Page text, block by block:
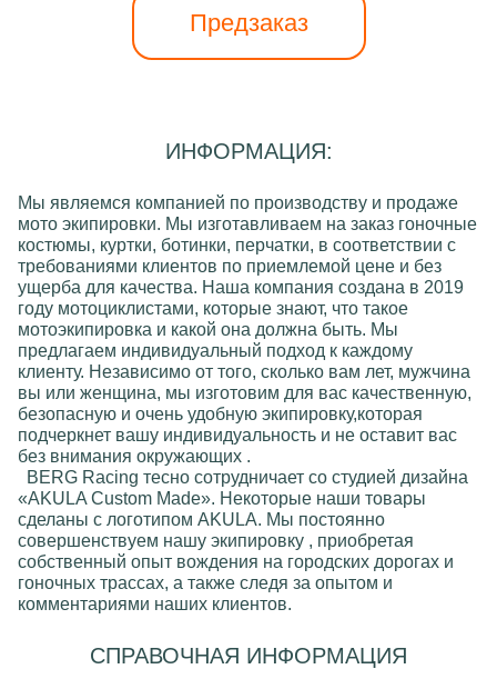
Предзаказ
ИНФОРМАЦИЯ:
Мы являемся компанией по производству и продаже
мото экипировки. Мы изготавливаем на заказ гоночные
костюмы, куртки, ботинки, перчатки, в соответствии с
требованиями клиентов по приемлемой цене и без
ущерба для качества. Наша компания создана в 2019
году мотоциклистами, которые знают, что такое
мотоэкипировкa и какой она должна быть. Мы
предлагаем индивидуальный подход к каждому
клиенту. Независимо от того, сколько вам лет, мужчинa
вы или женщинa, мы изготовим для вас качественную,
безопасную и очень удобную экипировку,которая
подчеркнет вашу индивидуальность и не оставит вас
без внимания окружающих .
BERG Racing тесно сотрудничает со студией дизайна
«AKULA Custom Made». Некоторые наши товары
сделаны с логотипом AKULA. Мы постоянно
совершенствуем нашу экипировку , приобретая
собственный опыт вождения на городских дорогах и
гоночных трассах, а также следя за опытом и
комментариями наших клиентов.
СПРАВОЧНАЯ ИНФОРМАЦИЯ